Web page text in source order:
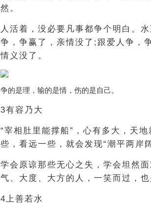
然。
人活着，没必要凡事都争个明白。
争，争赢了，亲情没了;跟爱人争，
情义没了。
争的是理，输的是情，伤的是自己。
3有容乃大
“宰相肚里能撑船”，心有多大，天
些，看远一些，就会发现“潮平两岸
学会原谅那些无心之失，学会坦然
气、大度、大方的人，一笑而过，也
4上善若水